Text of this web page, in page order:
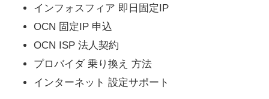
インフォスフィア 即日固定IP
OCN 固定IP 申込
OCN ISP 法人契約
プロバイダ 乗り換え 方法
インターネット 設定サポート